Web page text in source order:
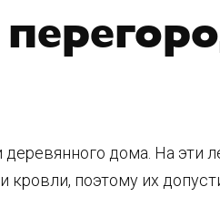
дома. На эти
поэтому их